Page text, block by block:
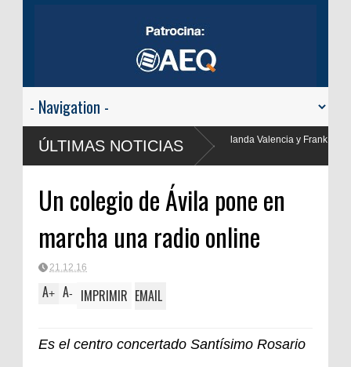
ÚLTIMAS NOTICIAS
y Frank Blanco regresan a
Un colegio de Ávila pone en
marcha una radio online
21.12.16
A+ A- IMPRIMIR EMAIL
Es el centro concertado Santísimo Rosario